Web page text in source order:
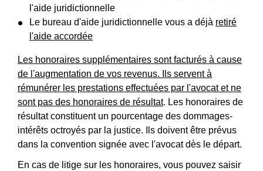
l'aide juridictionnelle
Le bureau d'aide juridictionnelle vous a déjà retiré
l'aide accordée
Les honoraires supplémentaires sont facturés à cause
de l'augmentation de vos revenus. Ils servent à
rémunérer les prestations effectuées par l'avocat et ne
sont pas des honoraires de résultat. Les honoraires de
résultat constituent un pourcentage des dommages-
intérêts octroyés par la justice. Ils doivent être prévus
dans la convention signée avec l'avocat dès le départ.
En cas de litige sur les honoraires, vous pouvez saisir